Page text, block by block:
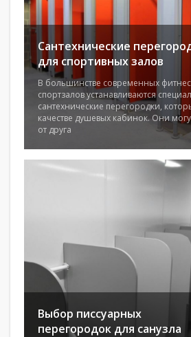
Сантехнические
для спортивных залов
В большинстве современных
спортзалов устанавливаются
сантехнические перегородки,
качестве душевых кабинок. Они
от друга
Выбор писсуарных
перегородок для санузла